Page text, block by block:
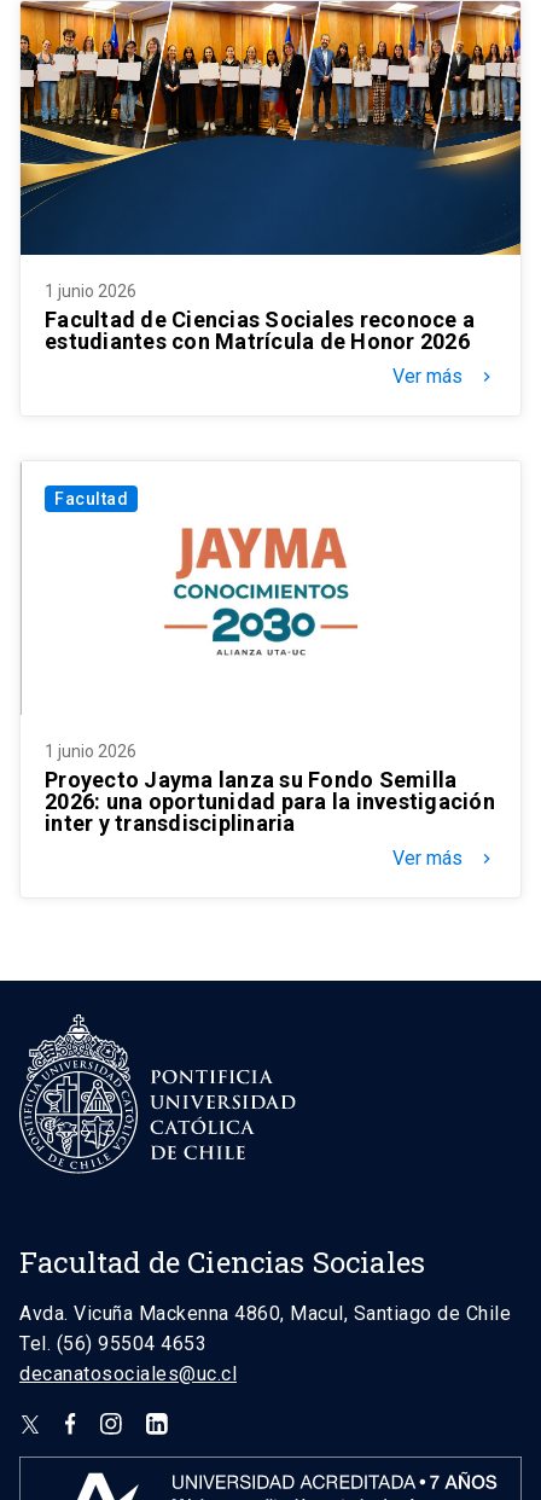
1 junio 2026
Facultad de Ciencias Sociales reconoce a
estudiantes con Matrícula de Honor 2026
Ver más keyboard_arrow_right
Facultad
1 junio 2026
Proyecto Jayma lanza su Fondo Semilla
2026: una oportunidad para la investigación
inter y transdisciplinaria
Ver más keyboard_arrow_right
Facultad de Ciencias Sociales
Avda. Vicuña Mackenna 4860, Macul, Santiago de Chile
Tel. (56) 95504 4653
decanatosociales@uc.cl